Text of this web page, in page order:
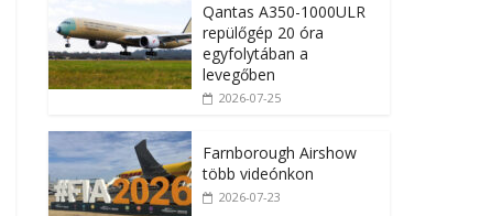
Qantas A350-1000ULR
repülőgép 20 óra
egyfolytában a
levegőben
2026-07-25
Farnborough Airshow
több videónkon
2026-07-23